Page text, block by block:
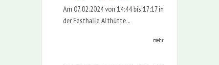
Am 07.02.2024 von 14:44 bis 17:17 in
der Festhalle Althütte...
mehr